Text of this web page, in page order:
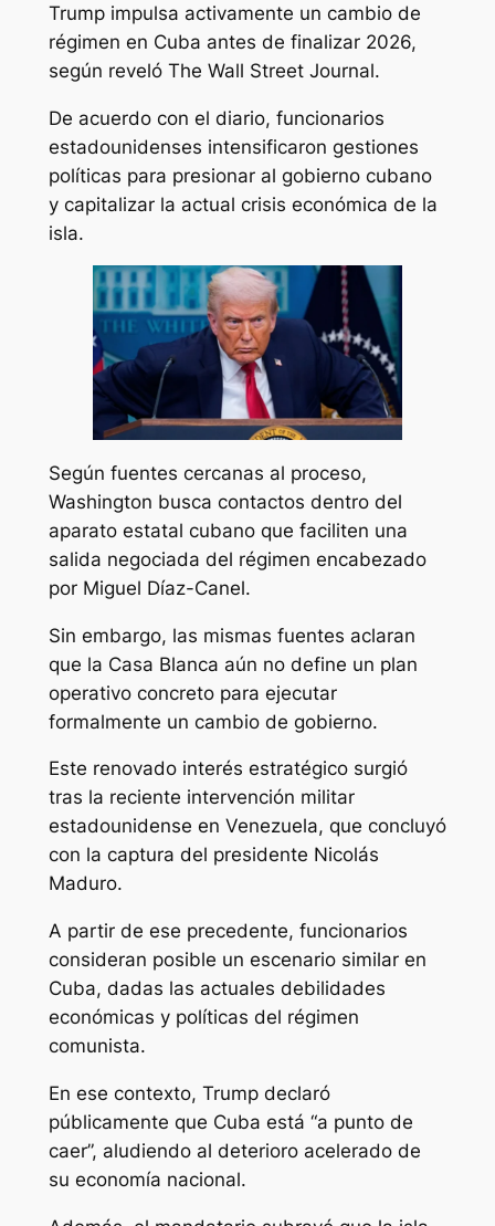
Trump impulsa activamente un cambio de
régimen en Cuba antes de finalizar 2026,
según reveló The Wall Street Journal.
De acuerdo con el diario, funcionarios
estadounidenses intensificaron gestiones
políticas para presionar al gobierno cubano
y capitalizar la actual crisis económica de la
isla.
Según fuentes cercanas al proceso,
Washington busca contactos dentro del
aparato estatal cubano que faciliten una
salida negociada del régimen encabezado
por Miguel Díaz-Canel.
Sin embargo, las mismas fuentes aclaran
que la Casa Blanca aún no define un plan
operativo concreto para ejecutar
formalmente un cambio de gobierno.
Este renovado interés estratégico surgió
tras la reciente intervención militar
estadounidense en Venezuela, que concluyó
con la captura del presidente Nicolás
Maduro.
A partir de ese precedente, funcionarios
consideran posible un escenario similar en
Cuba, dadas las actuales debilidades
económicas y políticas del régimen
comunista.
En ese contexto, Trump declaró
públicamente que Cuba está “a punto de
caer”, aludiendo al deterioro acelerado de
su economía nacional.